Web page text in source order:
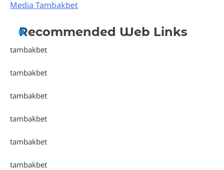
Media Tambakbet
Recommended Web Links
tambakbet
tambakbet
tambakbet
tambakbet
tambakbet
tambakbet